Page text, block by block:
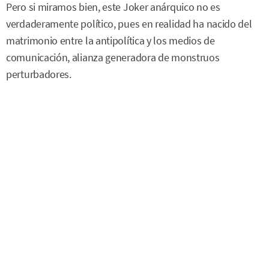
Pero si miramos bien, este Joker anárquico no es
verdaderamente político, pues en realidad ha nacido del
matrimonio entre la antipolítica y los medios de
comunicación, alianza generadora de monstruos
perturbadores.